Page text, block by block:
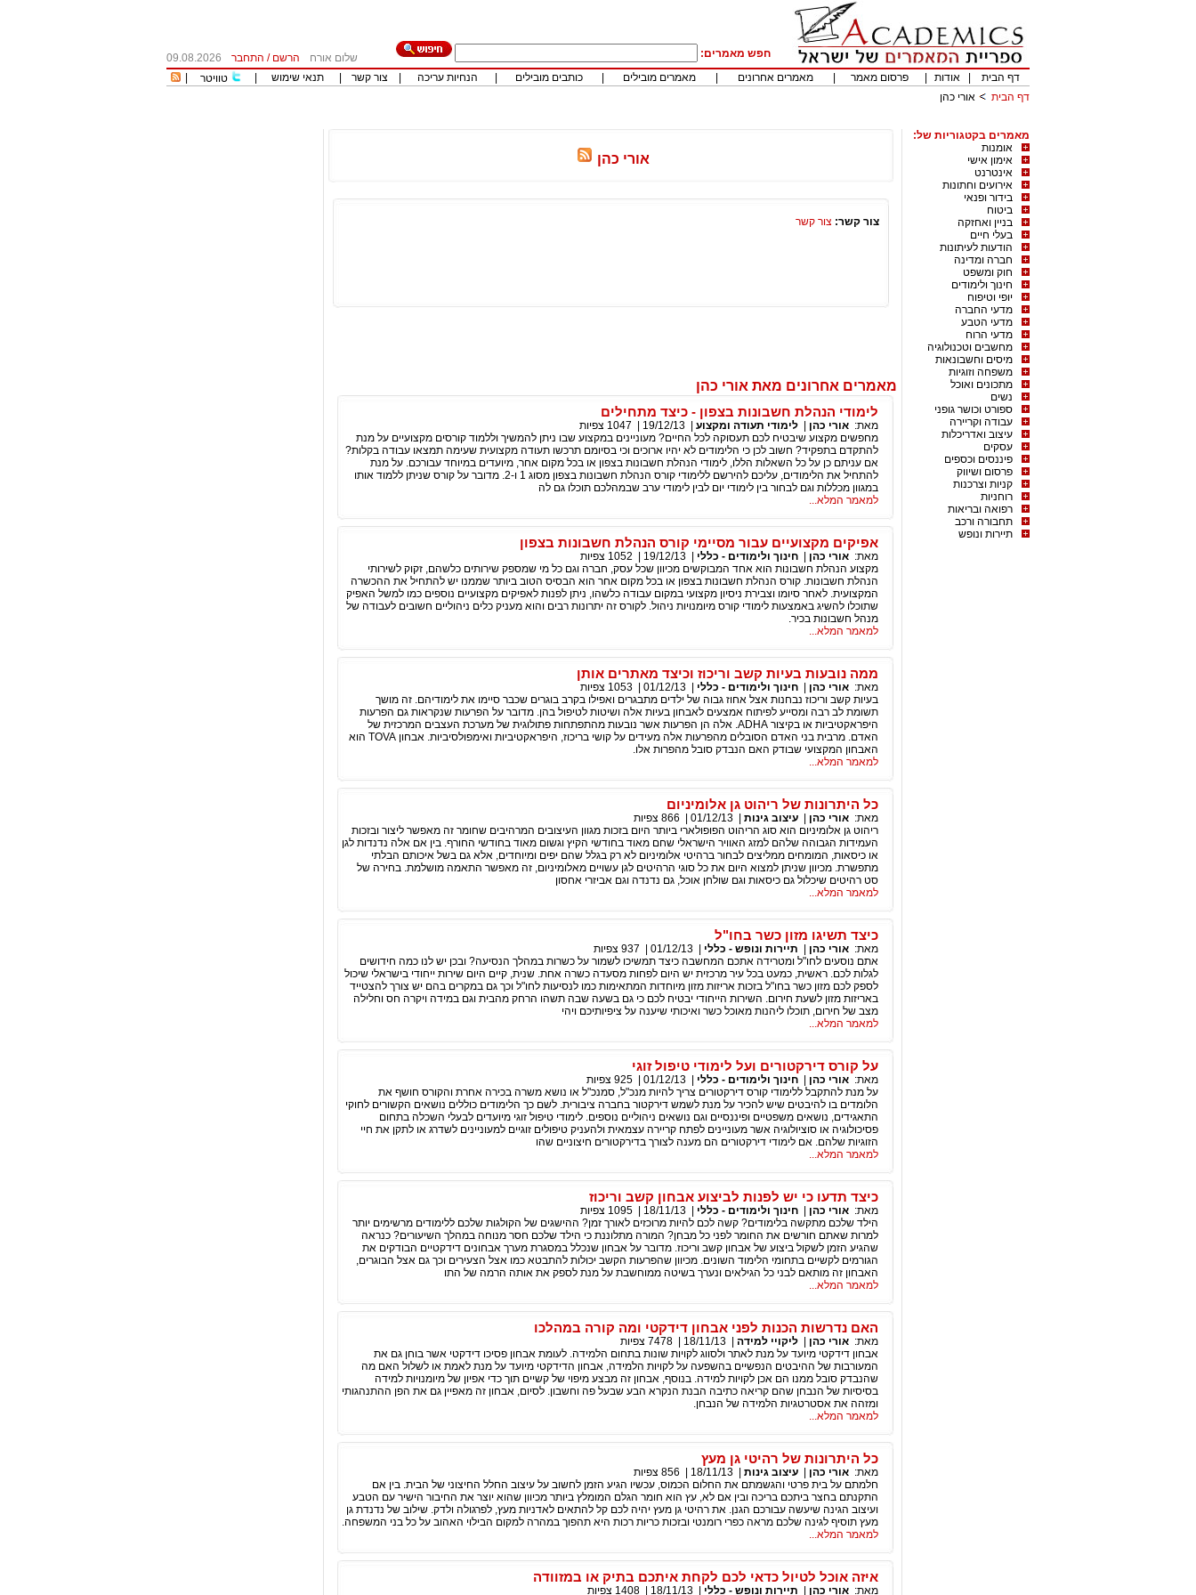
חפש מאמרים: שלום אורח הרשם / התחבר
09.08.2026
דף הבית
אודות פרסום מאמר מאמרים אחרונים מאמרים מובילים כותבים מובילים הנחיות עריכה צור קשר תנאי שימוש טוויטר
דף הבית
אורי כהן
מאמרים בקטגוריות של:
אומנות
אימון אישי
אינטרנט
אירועים וחתונות
בידור ופנאי
ביטוח
בניין ואחזקה
בעלי חיים
הודעות לעיתונות
חברה ומדינה
חוק ומשפט
חינוך ולימודים
יופי וטיפוח
מדעי החברה
מדעי הטבע
מדעי הרוח
מחשבים וטכנולוגיה
מיסים וחשבונאות
משפחה וזוגיות
מתכונים ואוכל
נשים
ספורט וכושר גופני
עבודה וקריירה
עיצוב ואדריכלות
עסקים
פיננסים וכספים
פרסום ושיווק
קניות וצרכנות
רוחניות
רפואה ובריאות
תחבורה ורכב
תיירות ונופש
אורי כהן
צור קשר: צור קשר
מאמרים אחרונים מאת אורי כהן
לימודי הנהלת חשבונות בצפון - כיצד מתחילים
מאת: אורי כהן לימודי תעודה ומקצוע 19/12/13
1047 צפיות
מחפשים מקצוע שיבטיח לכם תעסוקה לכל החיים? מעוניינים במקצוע שבו ניתן להמשיך וללמוד קורסים מקצועיים על מנת
להתקדם בתפקיד? חשוב לכן כי הלימודים לא יהיו ארוכים וכי בסיומם תרכשו תעודה מקצועית שעימה תמצאו עבודה בקלות?
אם עניתם כן על כל השאלות הללו, לימודי הנהלת חשבונות בצפון או בכל מקום אחר, מיועדים במיוחד עבורכם. על מנת
להתחיל את הלימודים, עליכם להירשם ללימודי קורס הנהלת חשבונות בצפון מסוג 1 ו-2. מדובר על קורס שניתן ללמוד אותו
במגוון מכללות וגם לבחור בין לימודי יום לבין לימודי ערב שבמהלכם תוכלו גם לה
למאמר המלא...
אפיקים מקצועיים עבור מסיימי קורס הנהלת חשבונות בצפון
מאת: אורי כהן חינוך ולימודים - כללי 19/12/13
1052 צפיות
מקצוע הנהלת חשבונות הוא אחד המבוקשים מכיוון שכל עסק, חברה וגם כל מי שמספק שירותים כלשהם, זקוק לשירותי
הנהלת חשבונות. קורס הנהלת חשבונות בצפון או בכל מקום אחר הוא הבסיס הטוב ביותר שממנו יש להתחיל את ההכשרה
המקצועית. לאחר סיומו וצבירת ניסיון מקצועי במקום עבודה כלשהו, ניתן לפנות לאפיקים מקצועיים נוספים כמו למשל האפיק
שתוכלו להשיג באמצעות לימודי קורס מיומנויות ניהול. לקורס זה יתרונות רבים והוא מעניק כלים ניהוליים חשובים לעבודה של
מנהל חשבונות בכיר.
למאמר המלא...
ממה נובעות בעיות קשב וריכוז וכיצד מאתרים אותן
מאת: אורי כהן חינוך ולימודים - כללי 01/12/13
1053 צפיות
בעיות קשב וריכוז נבחנות אצל אחוז גבוה של ילדים מתבגרים ואפילו בקרב בוגרים שכבר סיימו את לימודיהם. זה מושך
תשומת לב רבה ומסייע לפיתוח אמצעים לאבחון בעיות אלה ושיטות לטיפול בהן. מדובר על הפרעות שנקראות גם הפרעות
היפראקטיביות או בקיצור ADHA. אלה הן הפרעות אשר נובעות מהתפתחות פתולוגית של מערכת העצבים המרכזית של
האדם. מרבית בני האדם הסובלים מהפרעות אלה מעידים על קושי בריכוז, היפראקטיביות ואימפולסיביות. אבחון TOVA הוא
האבחון המקצועי שבודק האם הנבדק סובל מהפרות אלו.
למאמר המלא...
כל היתרונות של ריהוט גן אלומיניום
מאת: אורי כהן עיצוב גינות 01/12/13
866 צפיות
ריהוט גן אלומיניום הוא סוג הריהוט הפופולארי ביותר היום בזכות מגוון העיצובים המרהיבים שחומר זה מאפשר ליצור ובזכות
העמידות הגבוהה שלהם למזג האוויר הישראלי שחם מאוד בחודשי הקיץ וגשום מאוד בחודשי החורף. בין אם אלה נדנדות לגן
או כיסאות, המומחים ממליצים לבחור ברהיטי אלומיניום לא רק בגלל שהם יפים ומיוחדים, אלא גם בשל איכותם הבלתי
מתפשרת. מכיוון שניתן למצוא היום את כל סוגי הרהיטים לגן עשויים מאלומיניום, זה מאפשר התאמה מושלמת. בחירה של
סט רהיטים שיכלול גם כיסאות וגם שולחן אוכל, גם נדנדה וגם אביזרי אחסון
למאמר המלא...
כיצד תשיגו מזון כשר בחו"ל
מאת: אורי כהן תיירות ונופש - כללי 01/12/13
937 צפיות
אתם נוסעים לחו"ל ומטרידה אתכם המחשבה כיצד תמשיכו לשמור על כשרות במהלך הנסיעה? ובכן יש לנו כמה חידושים
לגלות לכם. ראשית, כמעט בכל עיר מרכזית יש היום לפחות מסעדה כשרה אחת. שנית, קיים היום שירות ייחודי בישראלי שיכול
לספק לכם מזון כשר בחו"ל בזכות אריזות מזון מיוחדות המתאימות כמו לנסיעות לחו"ל וכך גם במקרים בהם יש צורך להצטייד
באריזות מזון לשעת חירום. השירות הייחודי יבטיח לכם כי גם בשעה שבה תשהו הרחק מהבית וגם במידה ויקרה חס וחלילה
מצב של חירום, תוכלו ליהנות מאוכל כשר ואיכותי שיענה על ציפיותיכם ויהי
למאמר המלא...
על קורס דירקטורים ועל לימודי טיפול זוגי
מאת: אורי כהן חינוך ולימודים - כללי 01/12/13
925 צפיות
על מנת להתקבל ללימודי קורס דירקטורים צריך להיות מנכ"ל, סמנכ"ל או נושא משרה בכירה אחרת והקורס חושף את
הלומדים בו להיבטים שיש להכיר על מנת לשמש דירקטור בחברה ציבורית. לשם כך הלימודים כוללים נושאים הקשורים לחוקי
התאגידים, נושאים משפטיים ופיננסיים וגם נושאים ניהוליים נוספים. לימודי טיפול זוגי מיועדים לבעלי השכלה בתחום
פסיכולוגיה או סוציולוגיה אשר מעוניינים לפתח קריירה עצמאית ולהעניק טיפולים זוגיים למעוניינים לשדרג או לתקן את חיי
הזוגיות שלהם. אם לימודי דירקטורים הם מענה לצורך בדירקטורים חיצוניים שהו
למאמר המלא...
כיצד תדעו כי יש לפנות לביצוע אבחון קשב וריכוז
מאת: אורי כהן חינוך ולימודים - כללי 18/11/13
1095 צפיות
הילד שלכם מתקשה בלימודים? קשה לכם להיות מרוכזים לאורך זמן? ההישגים של הקולגות שלכם ללימודים מרשימים יותר
למרות שאתם חורשים את החומר לפני כל מבחן? המורה מתלוננת כי הילד שלכם חסר מנוחה במהלך השיעורים? כנראה
שהגיע הזמן לשקול ביצוע של אבחון קשב וריכוז. מדובר על אבחון שנכלל במסגרת מערך אבחונים דידקטיים הבודקים את
הגורמים לקשיים בתחומי הלימוד השונים. מכיוון שהפרעות הקשב יכולות להתבטא כמו אצל הצעירים וכך גם אצל הבוגרים,
האבחון זה מותאם לבני כל הגילאים ונערך בשיטה ממוחשבת על מנת לספק את אותה הרמה של התו
למאמר המלא...
האם נדרשות הכנות לפני אבחון דידקטי ומה קורה במהלכו
מאת: אורי כהן ליקויי למידה 18/11/13
7478 צפיות
אבחון דידקטי מיועד על מנת לאתר ולסווג לקויות שונות בתחום הלמידה. לעומת אבחון פסיכו דידקטי אשר בוחן גם את
המעורבות של ההיבטים הנפשיים בהשפעה על לקויות הלמידה, אבחון הדידקטי מיועד על מנת לאמת או לשלול האם מה
שהנבדק סובל ממנו הם אכן לקויות למידה. בנוסף, אבחון זה מבצע מיפוי של קשיים תוך כדי אפיון של מיומנויות למידה
בסיסיות של הנבחן שהם קריאה כתיבה הבנת הנקרא הבע שבעל פה וחשבון. לסיום, אבחון זה מאפיין גם את הפן ההתנהגותי
ומזהה את אסטרטגיות הלמידה של הנבחן.
למאמר המלא...
כל היתרונות של רהיטי גן מעץ
מאת: אורי כהן עיצוב גינות 18/11/13
856 צפיות
חלמתם על בית פרטי והגשמתם את החלום הכמוס, עכשיו הגיע הזמן לחשוב על עיצוב החלל החיצוני של הבית. בין אם
התקנתם בחצר ביתכם בריכה ובין אם לא, עץ הוא חומר הגלם המומלץ ביותר מכיוון שהוא יוצר את החיבור הישיר עם הטבע
ועיצוב הגינה שיעשה עבורכם הגנן. את רהיטי גן מעץ יהיה לכם קל להתאים לאדניות מעץ, לפרגולה ולדק. שילוב של נדנדת גן
מעץ תוסיף לגינה שלכם מראה כפרי רומנטי ובזכות כריות רכות היא תהפוך במהרה למקום הבילוי האהוב על כל בני המשפחה.
למאמר המלא...
איזה אוכל לטיול כדאי לכם לקחת איתכם בתיק או במזוודה
מאת: אורי כהן תיירות ונופש - כללי 18/11/13
1408 צפיות